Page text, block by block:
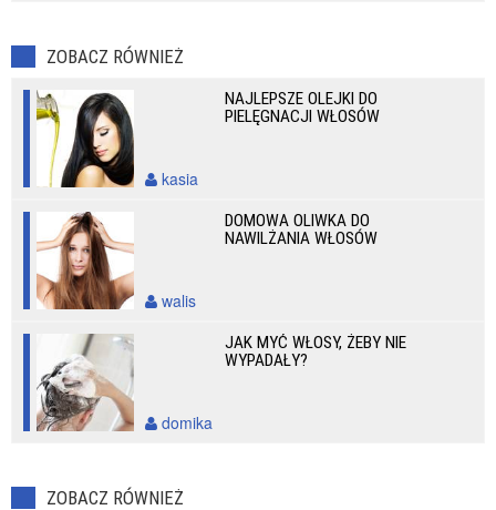
ZOBACZ RÓWNIEŻ
NAJLEPSZE OLEJKI DO
PIELĘGNACJI WŁOSÓW
kasia
DOMOWA OLIWKA DO
NAWILŻANIA WŁOSÓW
walis
JAK MYĆ WŁOSY, ŻEBY NIE
WYPADAŁY?
domika
ZOBACZ RÓWNIEŻ